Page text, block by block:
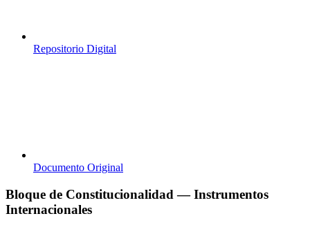
Repositorio Digital
Documento Original
Bloque de Constitucionalidad — Instrumentos
Internacionales